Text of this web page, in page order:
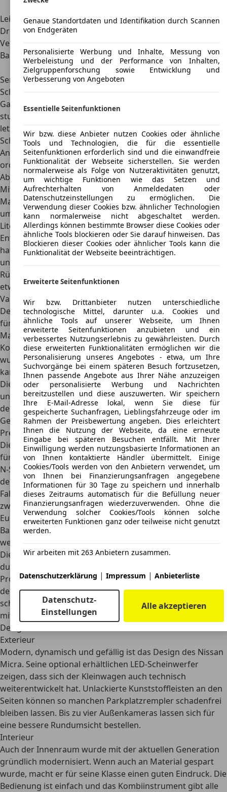
Leistung
73 PS 71 Ps 90 PS
92 PS
Drehmoment95 Nm
Verbrauch
Bauzeit
2017 –
2018
2018 –
2019
2017 –
2018
2018 –
2019
Serienmäßig ist der Micra mit einem Fünf-Gang-
Schaltgetriebe ausgestattet. Der IG-T 117 bekam ein Sechs-
Gang-Getriebe. Optional war für alle Motorisierungen ein
stufenloses Automatikgetriebe lieferbar. Alle Motoren der
letzten Generation erreichen mindestens die
Schadstoffnorm Euro 6 b. Für ein Auto seiner Klasse ist die
Anhängelast von 1.200 Kilogramm (gebremst)recht
ordentlich. Ungebremst darf er 525 Kilogramm ziehen.
Abmessungen
Mit 300 Litern Volumen ist der
Kofferraum des Nissan
March großzügig bemessen. Werden die Rücksitzlehnen
umgelegt,
erweitert sich der Laderaum auf riesige 1.004
Liter
. Durch die hohe Ladekante gestaltet sich das Be- und
Entladen recht schwer. Der March der letzten Generation
hat eine Länge von 4 Metern, eine Breite von 1,73 Metern
und eine Höhe von 1,46 Metern. Bei voller Belegung der
Rückbank wird es in der hinteren Reihe des Fünfsitzers
etwas eng.
Varianten
Der Nissan Micra wurde vor allem als
zweitüriger und
fünftüriger Kleinwagengebaut. Auf dem japanischen
Markt gab es in der zweiten Generation auch eine
Kombivariante (Nissan March Box). Von 2005 bis 2006
wurde zudem ein Cabriolet angeboten. Mit dem 160 SR
kam eine sportliche Version des Micra in den Handel.
Dieser wurde mit einer Leistung von 110 PS ausgestattet
und verfügt über Spoiler und Aluminiumrädern. Zwischen
den Jahren 2009 und 2010 feierte der Micra seinen 25.
Geburtstag. Dazu gab es ein Sondermodell.
Preis
Die
Neupreise für den Cityflitzer beginnen bei 19.350 Euro
für die Basisversion Acenta. Die sportliche und gehobene
N-Sport-Ausstattung kostet ab 22.150 Euro. Gebraucht ist
der Micra, je nach Generation, günstig zu haben. Die
Fahrzeuge derersten Generation kosten gebraucht
zwischen 2.000 und 4.000 Euro. Der K 11 ist ab etwa 1.000
Euro erhältlich. Ab 1.500 Euro lassen sich Autos der
Baureihe K 12 finden. Neuere Micra der vierten Generation
werden ab etwa 2.500 Euro gehandelt.
Die laufenden Kosten des Nissan March sind
durchschnittlich bis niedrig. Bei einem Beitragssatz von 50
Prozent kostet beispielsweise der Nissan Micra IG-T 92 in
der Versicherung rund 410 Euro im Jahr. Die Vollkasko
schlägt mit weiteren 480 Euro zu Buche. Die Kfz-Steuer ist
mit 36 Euro im Jahr sehr niedrig.
Design
Exterieur
Modern, dynamisch und gefällig ist das Design des Nissan
Micra. Seine optional erhältlichen LED-Scheinwerfer
zeigen, dass sich der Kleinwagen auch technisch
weiterentwickelt hat. Unlackierte Kunststoffleisten an den
Seiten können so manchen Parkplatzrempler schadenfrei
bleiben lassen. Bis zu vier Außenkameras lassen sich für
eine bessere Rundumsicht bestellen.
Interieur
Auch der Innenraum wurde mit der aktuellen Generation
gründlich modernisiert. Wenn auch an Material gespart
wurde, macht er für seine Klasse einen guten Eindruck. Die
Bedienung ist einfach und das Kombiinstrument gibt alle
Genaue Standortdaten und Identifikation durch Scannen
von Endgeräten
Personalisierte Werbung und Inhalte, Messung von
Werbeleistung und der Performance von Inhalten,
Zielgruppenforschung sowie Entwicklung und
Verbesserung von Angeboten
Essentielle Seitenfunktionen
Wir bzw. diese Anbieter nutzen Cookies oder ähnliche
Tools und Technologien, die für die essentielle
Seitenfunktionen erforderlich sind und die einwandfreie
Funktionalität der Webseite sicherstellen. Sie werden
normalerweise als Folge von Nutzeraktivitäten genutzt,
um wichtige Funktionen wie das Setzen und
Aufrechterhalten von Anmeldedaten oder
Datenschutzeinstellungen zu ermöglichen. Die
Verwendung dieser Cookies bzw. ähnlicher Technologien
kann normalerweise nicht abgeschaltet werden.
Allerdings können bestimmte Browser diese Cookies oder
ähnliche Tools blockieren oder Sie darauf hinweisen. Das
Blockieren dieser Cookies oder ähnlicher Tools kann die
Funktionalität der Webseite beeinträchtigen.
Erweiterte Seitenfunktionen
Wir bzw. Drittanbieter nutzen unterschiedliche
technologische Mittel, darunter u.a. Cookies und
ähnliche Tools auf unserer Webseite, um Ihnen
erweiterte Seitenfunktionen anzubieten und ein
verbessertes Nutzungserlebnis zu gewährleisten. Durch
diese erweiterten Funktionalitäten ermöglichen wir die
Personalisierung unseres Angebotes - etwa, um Ihre
Suchvorgänge bei einem späteren Besuch fortzusetzen,
Ihnen passende Angebote aus Ihrer Nähe anzuzeigen
oder personalisierte Werbung und Nachrichten
bereitzustellen und diese auszuwerten. Wir speichern
Ihre E-Mail-Adresse lokal, wenn Sie diese für
gespeicherte Suchanfragen, Lieblingsfahrzeuge oder im
Rahmen der Preisbewertung angeben. Dies erleichtert
Ihnen die Nutzung der Webseite, da eine erneute
Eingabe bei späteren Besuchen entfällt. Mit Ihrer
Einwilligung werden nutzungsbasierte Informationen an
von Ihnen kontaktierte Händler übermittelt. Einige
Cookies/Tools werden von den Anbietern verwendet, um
von Ihnen bei Finanzierungsanfragen angegebene
Informationen für 30 Tage zu speichern und innerhalb
dieses Zeitraums automatisch für die Befüllung neuer
Finanzierungsanfragen wiederzuverwenden. Ohne die
Verwendung solcher Cookies/Tools können solche
erweiterten Funktionen ganz oder teilweise nicht genutzt
werden.
Wir arbeiten mit 263 Anbietern zusammen.
Datenschutzerklärung | Impressum | Anbieterliste
Datenschutz-
Einstellungen
Alle akzeptieren